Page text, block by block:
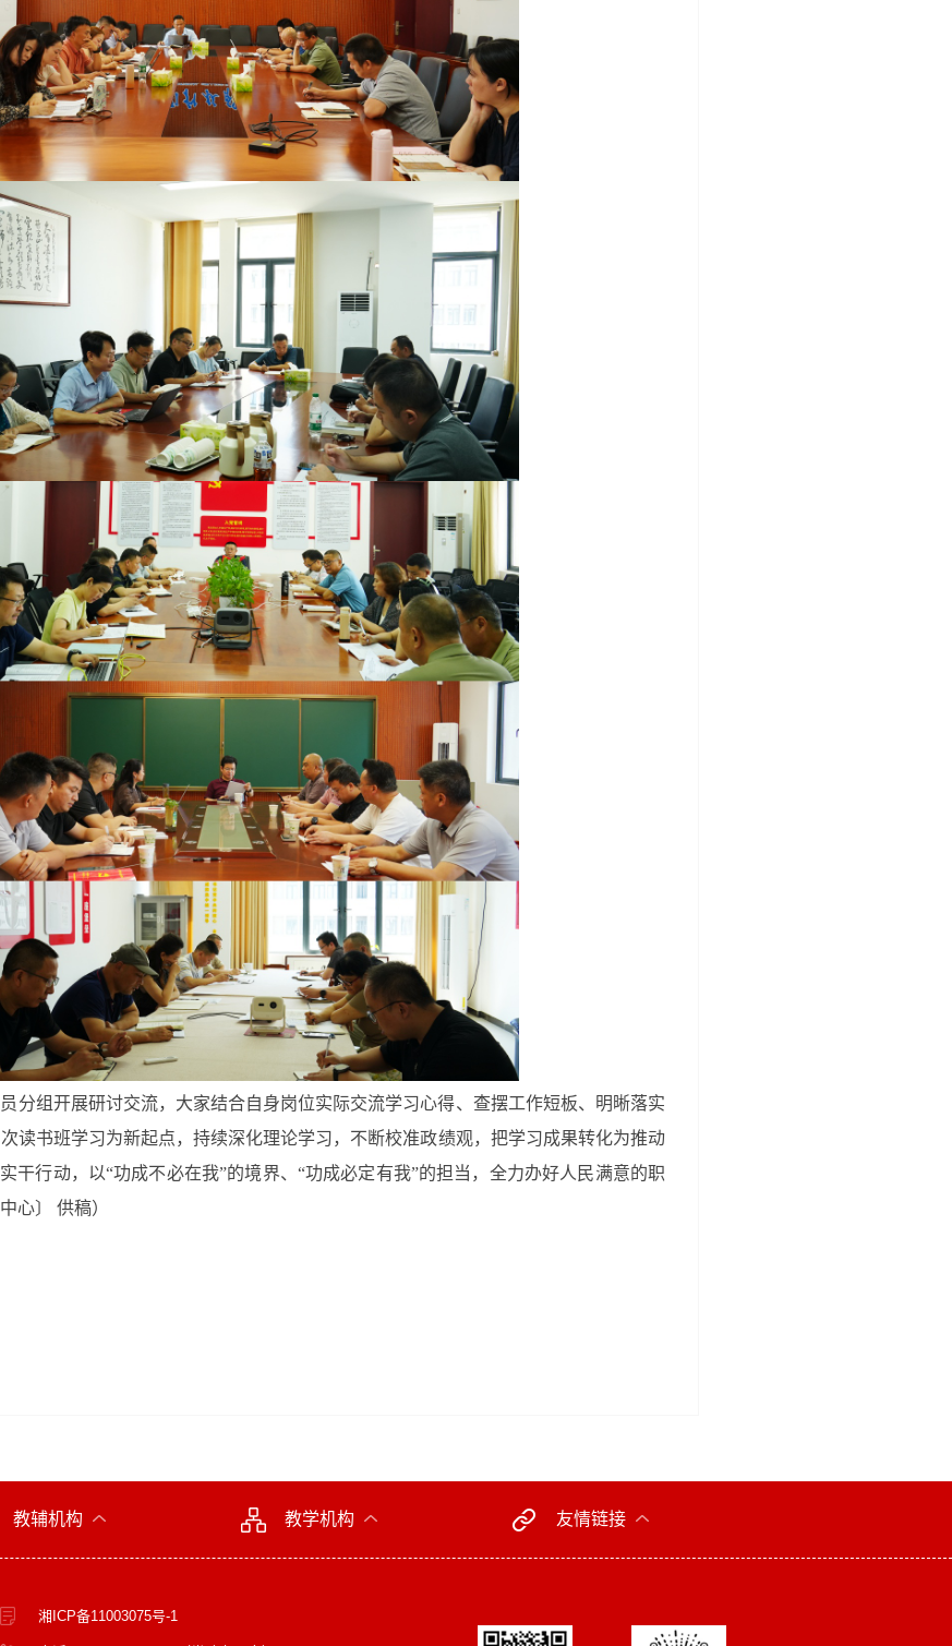
分组开展研讨交流，大家结合自身岗位实际交流学习心得、查摆工作短板、明晰落实
读书班学习为新起点，持续深化理论学习，不断校准政绩观，把学习成果转化为推动
干行动，以“功成不必在我”的境界、“功成必定有我”的担当，全力办好人民满意的职
心〕 供稿）
教辅机构 教学机构 友情链接
湘ICP备11003075号-1